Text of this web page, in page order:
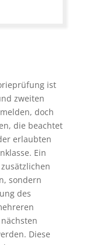
ist
zweiten
doch
die beachtet
erlaubten
Ein
sondern
des
Diese